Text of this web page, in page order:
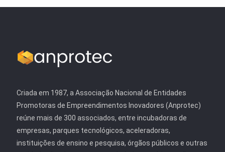
Criada em 1987, a Associação Nacional de Entidades
Promotoras de Empreendimentos Inovadores (Anprotec)
reúne mais de 300 associados, entre incubadoras de
empresas, parques tecnológicos, aceleradoras,
instituições de ensino e pesquisa, órgãos públicos e outras